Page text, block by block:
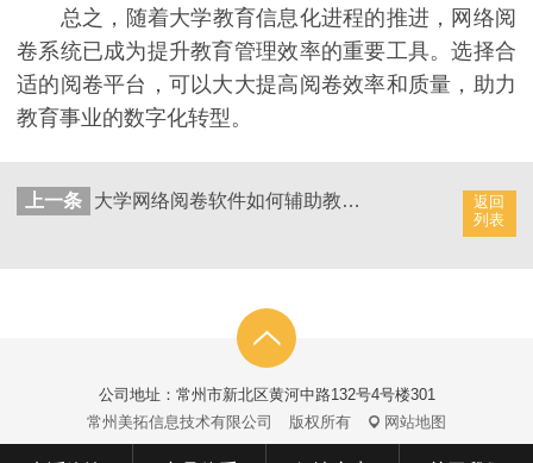
总之，随着大学教育信息化进程的推进，网络阅
卷系统已成为提升教育管理效率的重要工具。选择合
适的阅卷平台，可以大大提高阅卷效率和质量，助力
教育事业的数字化转型。
返回
列表
上一条 大学网络阅卷软件如何辅助教师评分的标准化
公司地址：常州市新北区黄河中路132号4号楼301
常州美拓信息技术有限公司
版权所有 网站地图